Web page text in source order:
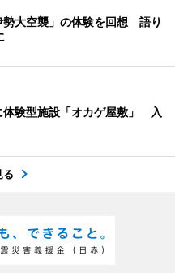
勢大空襲」の体験を回想 語り
体験型施設「オカゲ屋敷」 入
る